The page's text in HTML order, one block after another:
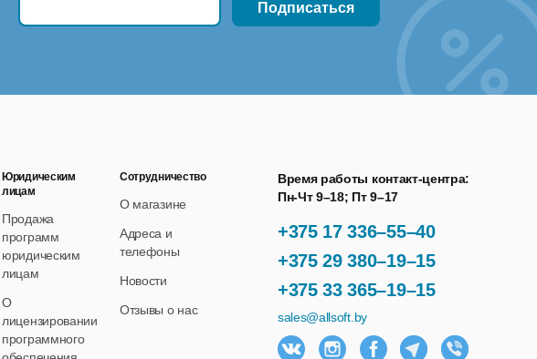
+375 17 336–55–40
+375 29 380–19–15
+375 33 365–19–15
Время работы контакт-центра:
Пн-Чт 9–18; Пт 9–17
sales@allsoft.by
Юридическим
лицам
Продажа
программ
юридическим
лицам
О
лицензировании
программного
Сотрудничество
О магазине
Адреса и
телефоны
Новости
Отзывы о нас